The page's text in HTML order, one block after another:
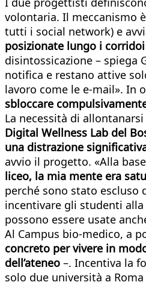
volontaria. Il meccanismo
tutti i social network) e
posizionate lungo i
disintossicazione – spiega
notifica e restano attive
lavoro come le e-mail». In
sbloccare
La necessità di
Digital Wellness Lab del
una distrazione
avvio il progetto. «Alla
liceo, la mia mente era
perché sono stato escluso
incentivare gli studenti
possono essere usate
Al Campus bio-medico, a
concreto per vivere in
dell’ateneo –. Incentiva la
solo due università a